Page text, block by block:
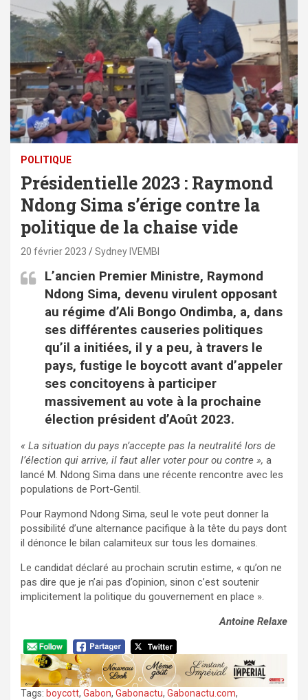
POLITIQUE
Présidentielle 2023 : Raymond
Ndong Sima s’érige contre la
politique de la chaise vide
20 février 2023 Sydney IVEMBI
L’ancien Premier Ministre, Raymond
Ndong Sima, devenu virulent opposant
au régime d’Ali Bongo Ondimba, a, dans
ses différentes causeries politiques
qu’il a initiées, il y a peu, à travers le
pays, fustige le boycott avant d’appeler
ses concitoyens à participer
massivement au vote à la prochaine
élection président d’Août 2023.
« La situation du pays n’accepte pas la neutralité lors de
l’élection qui arrive, il faut aller voter pour ou contre », a
lancé M. Ndong Sima dans une récente rencontre avec les
populations de Port-Gentil.
Pour Raymond Ndong Sima, seul le vote peut donner la
possibilité d’une alternance pacifique à la tête du pays dont
il dénonce le bilan calamiteux sur tous les domaines.
Le candidat déclaré au prochain scrutin estime, « qu’on ne
pas dire que je n’ai pas d’opinion, sinon c’est soutenir
implicitement la politique du gouvernement en place ».
Antoine Relaxe
Tags: boycott, Gabon, Gabonactu, Gabonactu.com,